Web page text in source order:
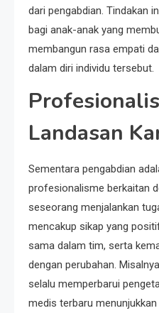
dari pengabdian. Tindakan
bagi anak-anak yang
membangun rasa empati
dalam diri individu tersebut.
Landasan
Sementara pengabdian
profesionalisme berkaitan
seseorang menjalankan
mencakup sikap yang
sama dalam tim, serta
dengan perubahan.
selalu memperbarui
medis terbaru